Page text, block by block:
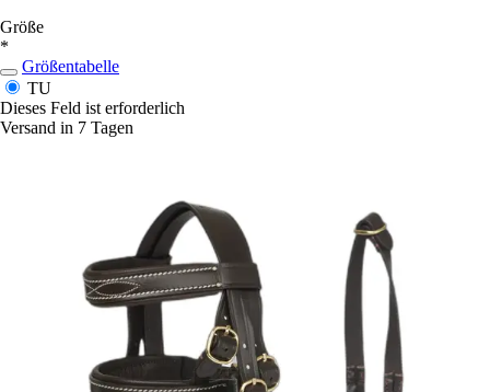
Größe
*
Größentabelle
TU
Dieses Feld ist erforderlich
Versand in 7 Tagen